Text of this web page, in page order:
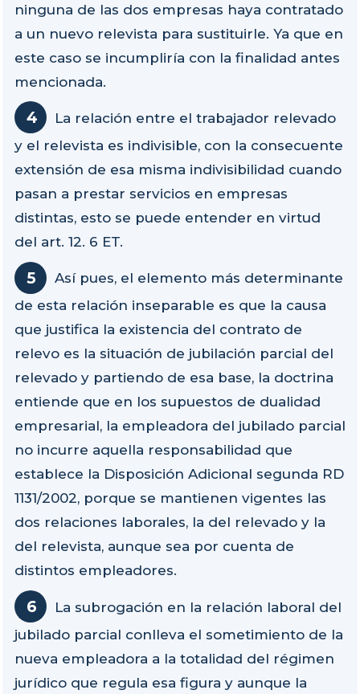
ninguna de las dos empresas haya contratado
a un nuevo relevista para sustituirle. Ya que en
este caso se incumpliría con la finalidad antes
mencionada.
La relación entre el trabajador relevado
y el relevista es indivisible, con la consecuente
extensión de esa misma indivisibilidad cuando
pasan a prestar servicios en empresas
distintas, esto se puede entender en virtud
del art. 12. 6 ET.
Así pues, el elemento más determinante
de esta relación inseparable es que la causa
que justifica la existencia del contrato de
relevo es la situación de jubilación parcial del
relevado y partiendo de esa base, la doctrina
entiende que en los supuestos de dualidad
empresarial, la empleadora del jubilado parcial
no incurre aquella responsabilidad que
establece la Disposición Adicional segunda RD
1131/2002, porque se mantienen vigentes las
dos relaciones laborales, la del relevado y la
del relevista, aunque sea por cuenta de
distintos empleadores.
La subrogación en la relación laboral del
jubilado parcial conlleva el sometimiento de la
nueva empleadora a la totalidad del régimen
jurídico que regula esa figura y aunque la